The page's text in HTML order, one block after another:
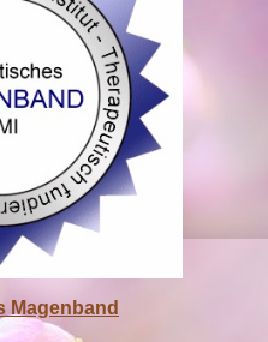
Magenband